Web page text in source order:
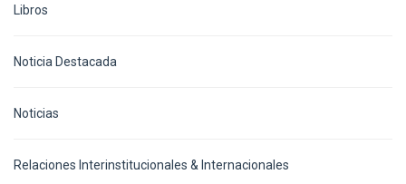
Libros
Noticia Destacada
Noticias
Relaciones Interinstitucionales & Internacionales